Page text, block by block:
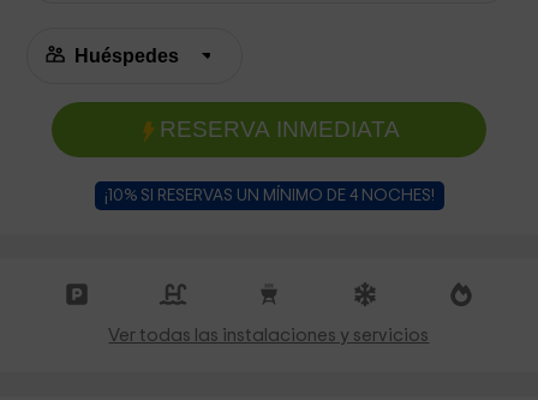
RESERVA INMEDIATA
¡10% SI RESERVAS UN MÍNIMO DE 4 NOCHES!
Ver todas las instalaciones y servicios